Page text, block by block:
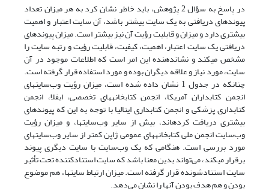
در پاسخ به سؤال 2 پژوهش، باید خاطر نشان کرد به هر میزان تعداد
پیوندهای دریافتی به یک سایت بیشتر باشد، آن سایت اعتبار و اهمیت
بیشتری دارد و میزان و قابلیت رؤیت آن نیز بیشتر است. میزان پیوند­های
دریافتی یک سایت اعتبار، اهمیت، کیفیت، قابلیت رؤیت و رتبه سایت را
مشخص می­کند و نشان­دهنده این امر است که اطلاعات موجود در آن
سایت، مورد نیاز و علاقه دیگران بوده و مورد استفاده قرار گرفته است.
چنانکه در جدول 1 نشان داده شده است، میزان رؤیت وب‌سایتهای
انجمن کتابداران آمریکا، انجمن کتابخانه­های تخصصی، ایفلا، انجمن
کتابداری پزشکی و انجمن کتابداری ایتالیا با توجه به این که پیوند­های
بیشتری دریافت کرده­اند، بیش از سایر وب‌سایتها، و میزان رؤیت
وب‌سایت انجمن ملی کتابخانه­های عمومی ژاپن کمتر از سایر وب‌سایتهای
مورد بررسی است. هنگامی که یک وب‌سایت با سایت دیگری پیوند
برقرار می­کند، می‌تواند بدین معنا باشد که سایت­ استناد­کننده تحت تأثیر
سایت استناد­شونده قرار گرفته است. میزان ارتباط سایتها، هم موضوع
بودن و هم هدف بودن آنها را نشان می‌دهد.